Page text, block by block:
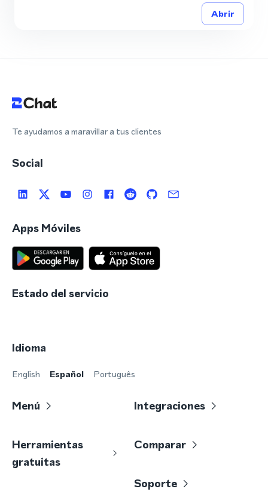
Abrir
Te ayudamos a maravillar a tus clientes
Social
Apps Móviles
Estado del servicio
Idioma
English Español Português
Menú Integraciones
Herramientas
gratuitas
Comparar
Soporte